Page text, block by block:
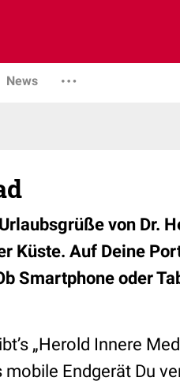
News
von Dr.
Küste. Auf Deine
Smartphone oder
„Herold Innere
Endgerät Du